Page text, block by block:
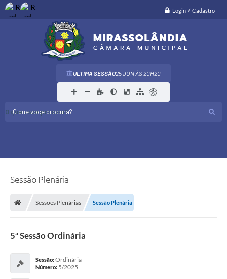
Login / Cadastro
ÚLTIMA SESSÃO25 JUN 20H20
O que voce procura?
Sessão Plenária
Sessões Plenárias Sessão Plenária
5ª Sessão Ordinária
Sessão:Ordinária
Número: 5/2025